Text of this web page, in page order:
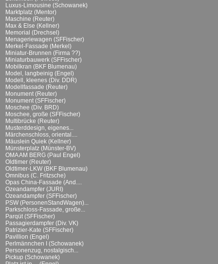
Luxus-Limousine (Schowanek)
Marktplatz (Mentor)
Maschine (Reuter)
Max & Else (Kellner)
Memorial (Drechsel)
Menageriewagen (SFFischer)
Merkel-Fassade (Merkel)
Miniatur-Brunnen (Firma ??)
Miniaturbauwerk (SFFischer)
Mobilkran (BKF Blumenau)
Model, langbeinig (Engel)
Modell, kleenes (Div. DDR)
Modellfassade (Reuter)
Monument (Reuter)
Monument (SFFischer)
Moschee (Div. BRD)
Moschee, große (SFFischer)
Multibrücke (Reuter)
Musterddesign, eigenes...
Märchenschloss, oriental....
Mäuslein Quiek (Kellner)
Münsterplatz (Münster-BV)
OMA AM BERG (Paul Engel)
Oldtimer (Reuter)
Oldtimer-LKW (BKF Blumenau)
Omnibus (C. Fritzsche)
Opas China-Fassade (And....
Ozeandampfer (JURI)
Ozeandampfer (SFFischer)
PSW (PersonenStandWagen)...
Parkschloss-Fassade, große...
Parqüt (SFFischer)
Passagierdampfer (Div. VK)
Patrizier-Kate (SFFischer)
Pavillion (Engel)
Perlmännchen I (Schowanek)
Personenzug, nostalgisch...
Pickup (Schowanek)